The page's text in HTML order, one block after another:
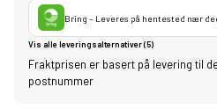
Bring – Leveres på hentested nær
Vis alle leveringsalternativer (5)
Fraktprisen er basert på levering til
postnummer